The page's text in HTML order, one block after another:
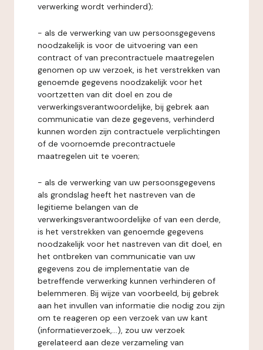
verwerking wordt verhinderd);
- als de verwerking van uw persoonsgegevens
noodzakelijk is voor de uitvoering van een
contract of van precontractuele maatregelen
genomen op uw verzoek, is het verstrekken van
genoemde gegevens noodzakelijk voor het
voortzetten van dit doel en zou de
verwerkingsverantwoordelijke, bij gebrek aan
communicatie van deze gegevens, verhinderd
kunnen worden zijn contractuele verplichtingen
of de voornoemde precontractuele
maatregelen uit te voeren;
- als de verwerking van uw persoonsgegevens
als grondslag heeft het nastreven van de
legitieme belangen van de
verwerkingsverantwoordelijke of van een derde,
is het verstrekken van genoemde gegevens
noodzakelijk voor het nastreven van dit doel, en
het ontbreken van communicatie van uw
gegevens zou de implementatie van de
betreffende verwerking kunnen verhinderen of
belemmeren. Bij wijze van voorbeeld, bij gebrek
aan het invullen van informatie die nodig zou zijn
om te reageren op een verzoek van uw kant
(informatieverzoek,...), zou uw verzoek
gerelateerd aan deze verzameling van